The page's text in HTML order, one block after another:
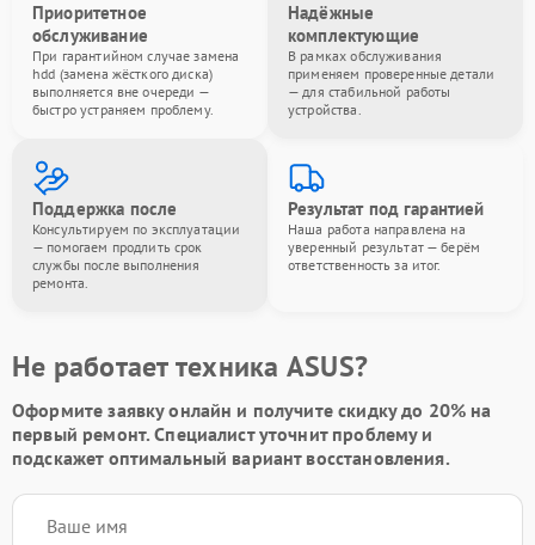
Приоритетное
обслуживание
При гарантийном случае замена
hdd (замена жёсткого диска)
выполняется вне очереди —
быстро устраняем проблему.
Надёжные
комплектующие
В рамках обслуживания
применяем проверенные детали
— для стабильной работы
устройства.
Поддержка после
Консультируем по эксплуатации
— помогаем продлить срок
службы после выполнения
ремонта.
Результат под гарантией
Наша работа направлена на
уверенный результат — берём
ответственность за итог.
Не работает техника ASUS?
Оформите заявку онлайн и получитескидку до 20% на
первый ремонт. Специалист уточнит проблему и
подскажет оптимальный вариант восстановления.